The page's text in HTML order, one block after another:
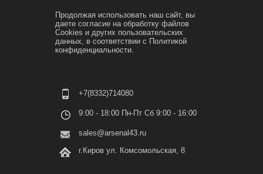
Продолжая использовать наш сайт, вы
даете согласие на обработку файлов
Cookies и других пользовательских
данных, в соответствии с Политикой
конфиденциальности.
+7(8332)714080
9:00 - 18:00 Пн-Пт Сб 9:00 - 16:00
sales@arsenal43.ru
г.Киров ул. Комсомольская, 8